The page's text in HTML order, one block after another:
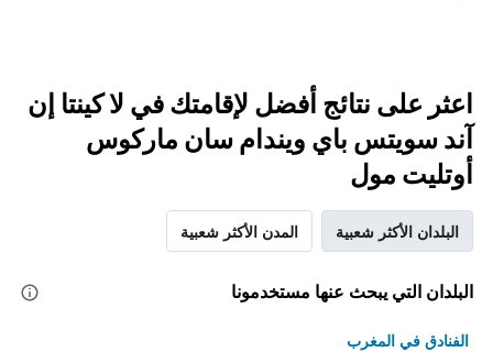
اعثر على نتائج أفضل لإقامتك في لا كينتا إن
آند سويتس باي ويندام سان ماركوس
أوتليت مول
البلدان الأكثر شعبية المدن الأكثر شعبية
البلدان التي يبحث عنها مستخدمونا
الفنادق في المغرب